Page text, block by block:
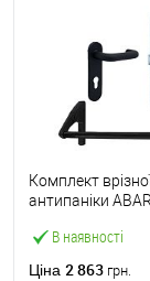
В наявності
Комплект
антипаніки
чорний із
Ціна 2 863 грн.